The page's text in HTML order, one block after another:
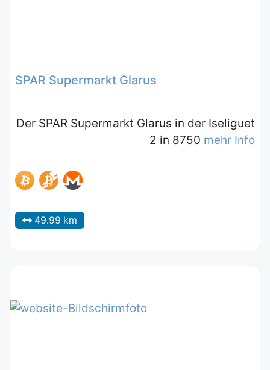
SPAR Supermarkt Glarus
Der SPAR Supermarkt Glarus in der Iseliguet
2 in 8750 mehr Info
49.99 km